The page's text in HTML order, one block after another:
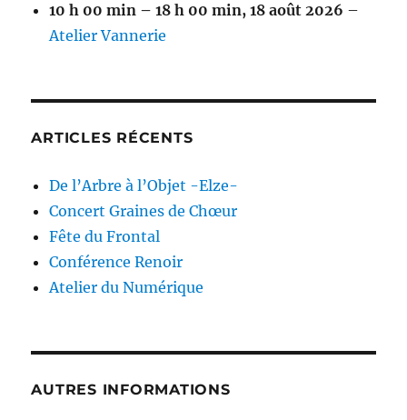
10 h 00 min – 18 h 00 min,18 août 2026 –
Atelier Vannerie
ARTICLES RÉCENTS
De l’Arbre à l’Objet -Elze-
Concert Graines de Chœur
Fête du Frontal
Conférence Renoir
Atelier du Numérique
AUTRES INFORMATIONS